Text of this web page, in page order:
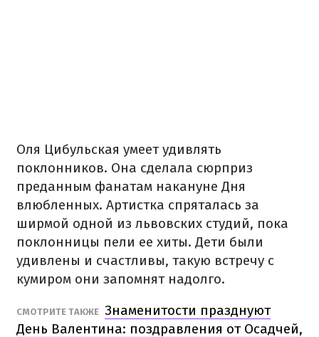
Оля Цибульская умеет удивлять
поклонников. Она сделала сюрприз
преданным фанатам накануне Дня
влюбленных. Артистка спряталась за
ширмой одной из львовских студий, пока
поклонницы пели ее хиты. Дети были
удивлены и счастливы, такую ​​встречу с
кумиром они запомнят надолго.
СМОТРИТЕ ТАКЖЕ Знаменитости празднуют
День Валентина: поздравления от Осадчей,